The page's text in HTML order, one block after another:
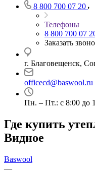
8 800 700 07 20
Телефоны
8 800 700 07
Заказать
г. Благовещенск,
officecd@baswool.ru
Пн. – Пт.: с 8:00 до
Где купить
Видное
Baswool
—